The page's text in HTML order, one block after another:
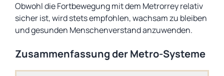
Obwohl die Fortbewegung mit dem Metrorrey relativ
sicher ist, wird stets empfohlen, wachsam zu bleiben
und gesunden Menschenverstand anzuwenden.
Zusammenfassung der Metro-Systeme